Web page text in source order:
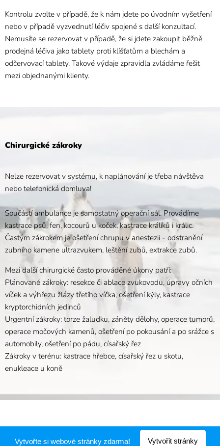
Kontrolu zvolte v případě, že k nám jdete po úvodním vyšetření
nebo v případě vyzvednutí léčiv spojené s další konzultací.
Nemusíte se rezervovat v případě, že si jdete zakoupit běžně
prodejná léčiva jako tablety proti klíšťatům a blechám a
odčervovací tablety. Takové výdaje zpravidla zvládáme řešit
mezi objednanými klienty.
Chirurgické zákroky
Nelze rezervovat v systému, k naplánování je třeba návštěva
nebo telefonická domluva!
Součástí ambulance je samostatný operační sál. Provádíme
kastrace psů, fen, kocourů u koček, kastrace králíků i králic.
Častým zákrokem je ošetření chrupu v anestezii - odstranění
zubního kamene ultrazvukem, leštění zubů, extrakce zubů.
Mezi další chirurgické často prováděné úkony patří:
Plánované zákroky: resekce či ablace zvukovodu, úpravy očních
víček a výhřezu žlázy třetího víčka, ošetření kýly, kastrace
kryptorchidních jedinců
Urgentní zákroky: torze žaludku, záněty dělohy, operace tumorů,
operace močových kamenů, ošetření po pokousání a po srážce s
automobily, ošetření po pádu, císařský řez
Zákroky v terénu: kastrace hřebce, císařský řez u skotu,
enukleace u koně
Vytvořte si webové stránky zdarma! Vytvořit stránky